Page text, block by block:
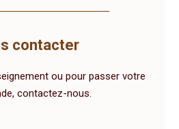
contacter
ou pour passer votre
contactez-nous.